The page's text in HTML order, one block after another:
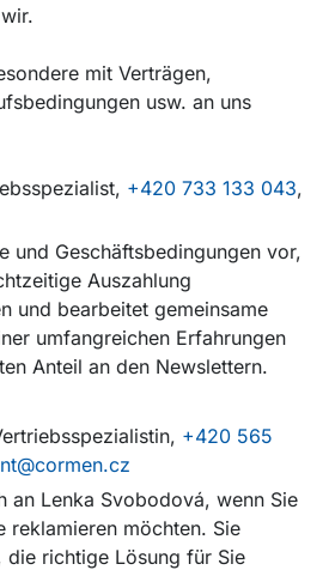
mit Verträgen,
usw. an uns
+420 733 133 043,
und Geschäftsbedingungen vor,
Auszahlung
und bearbeitet gemeinsame
umfangreichen Erfahrungen
Anteil an den Newslettern.
+420 565
an Lenka Svobodová, wenn Sie
reklamieren möchten. Sie
die richtige Lösung für Sie